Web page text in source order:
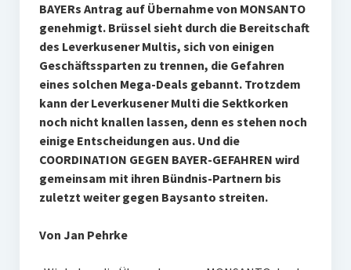
BAYERs Antrag auf Übernahme von MONSANTO
genehmigt. Brüssel sieht durch die Bereitschaft
des Leverkusener Multis, sich von einigen
Geschäftssparten zu trennen, die Gefahren
eines solchen Mega-Deals gebannt. Trotzdem
kann der Leverkusener Multi die Sektkorken
noch nicht knallen lassen, denn es stehen noch
einige Entscheidungen aus. Und die
COORDINATION GEGEN BAYER-GEFAHREN wird
gemeinsam mit ihren Bündnis-Partnern bis
zuletzt weiter gegen Baysanto streiten.
Von Jan Pehrke